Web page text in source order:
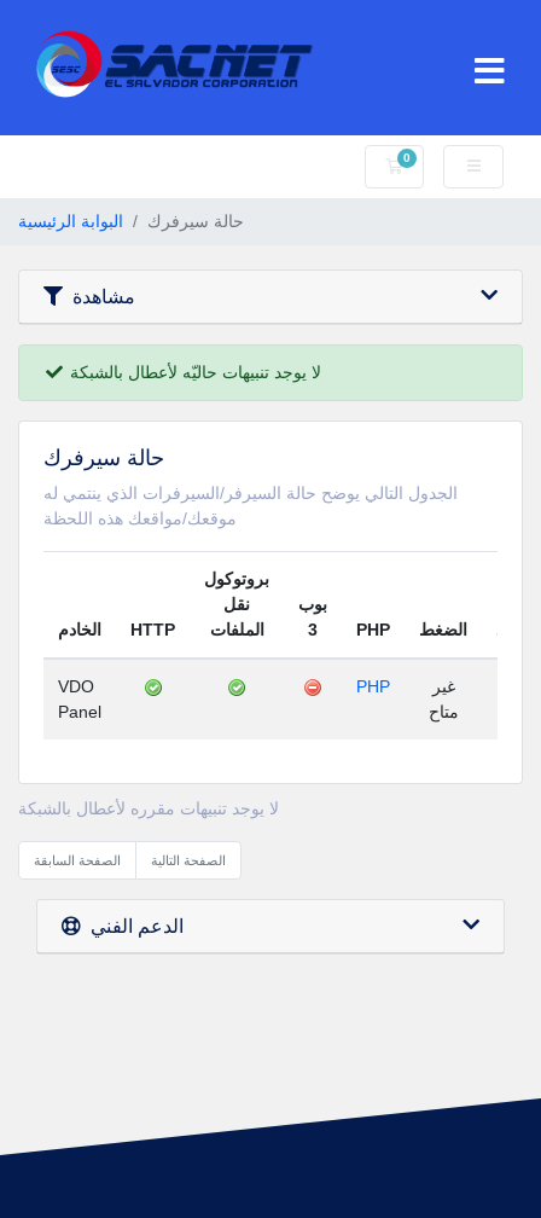
0
عربة التسوق
البوابة الرئيسية حالة سيرفرك
مشاهدة
لا يوجد تنبيهات حاليّه لأعطال بالشبكة
حالة سيرفرك
الجدول التالي يوضح حالة السيرفر/السيرفرات الذي ينتمي له
موقعك/مواقعك هذه اللحظة
الخادم HTTP
بروتوكول
نقل
الملفات
بوب
3
PHP الضغط
VDO
Panel
PHP
غير
متاح
لا يوجد تنبيهات مقرره لأعطال بالشبكة
الصفحة السابقة الصفحة التالية
الدعم الفني